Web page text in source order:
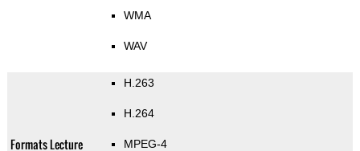
WMA
WAV
Formats Lecture
H.263
H.264
MPEG-4